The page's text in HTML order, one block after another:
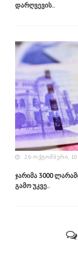
დარღვევის..
26-ᲝᲥᲢᲝᲛᲑᲔᲠᲘ,
ჯარიმა 3000
გამო უკვე..